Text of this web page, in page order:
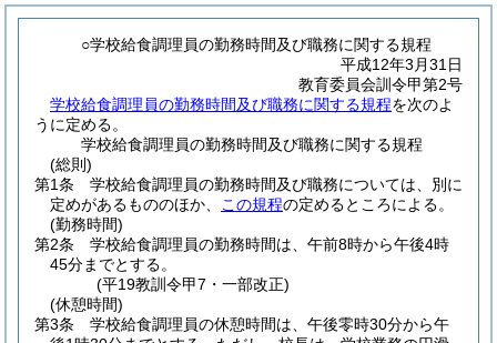
○学校給食調理員の勤務時間及び職務に関する規程
平成12年3月31日
教育委員会訓令甲第2号
学校給食調理員の勤務時間及び職務に関する規程を次のよ
うに定める。
学校給食調理員の勤務時間及び職務に関する規程
(総則)
第1条
学校給食調理員の勤務時間及び職務については、別に
定めがあるもののほか、
この規程の定めるところによる。
(勤務時間)
第2条
学校給食調理員の勤務時間は、午前8時から午後4時
45分までとする。
(平19教訓令甲7・一部改正)
(休憩時間)
第3条
学校給食調理員の休憩時間は、午後零時30分から午